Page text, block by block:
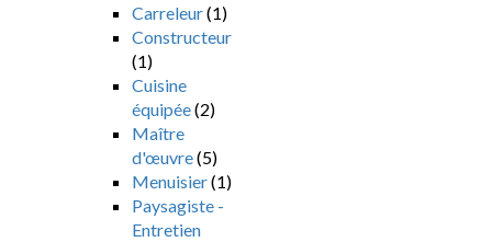
Carreleur(1)
Constructeur
(1)
Cuisine
équipée(2)
Maître
d'œuvre(5)
Menuisier(1)
Paysagiste -
Entretien